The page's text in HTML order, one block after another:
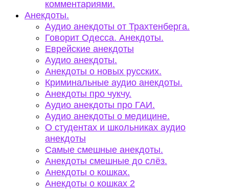
комментариями.
Анекдоты.
Аудио анекдоты от Трахтенберга.
Говорит Одесса. Анекдоты.
Еврейские анекдоты
Аудио анекдоты.
Анекдоты о новых русских.
Криминальные аудио анекдоты.
Анекдоты про чукчу.
Аудио анекдоты про ГАИ.
Аудио анекдоты о медицине.
О студентах и школьниках аудио
анекдоты
Самые смешные анекдоты.
Анекдоты смешные до слёз.
Анекдоты о кошках.
Анекдоты о кошках 2